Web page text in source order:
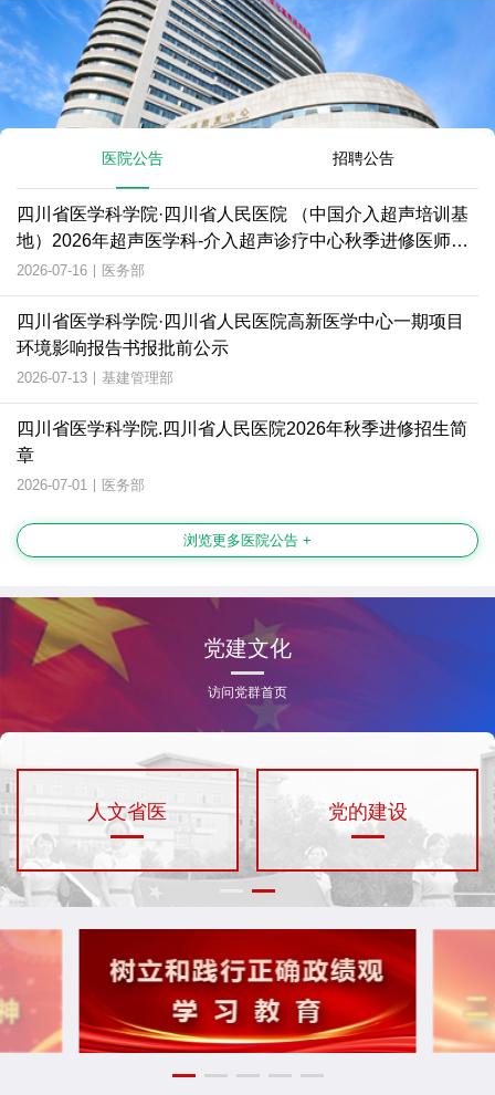
医院公告 招聘公告
四川省医学科学院·四川省人民医院 （中国介入超声培训基
地）2026年超声医学科-介入超声诊疗中心秋季进修医师招
生简章
2026-07-16 | 医务部
四川省医学科学院·四川省人民医院高新医学中心一期项目
环境影响报告书报批前公示
2026-07-13 | 基建管理部
四川省医学科学院.四川省人民医院2026年秋季进修招生简
章
2026-07-01 | 医务部
浏览更多医院公告 +
党建文化
访问党群首页
人文省医 党的建设